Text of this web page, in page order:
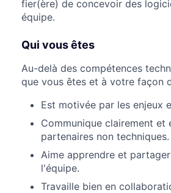
fier(ère) de concevoir des
équipe.
Qui vous êtes
Au-delà des compétences
que vous êtes et à votre façon
Est motivée par les enjeux
Communique clairement
partenaires non techniques.
Aime apprendre et
l'équipe.
Travaille bien en